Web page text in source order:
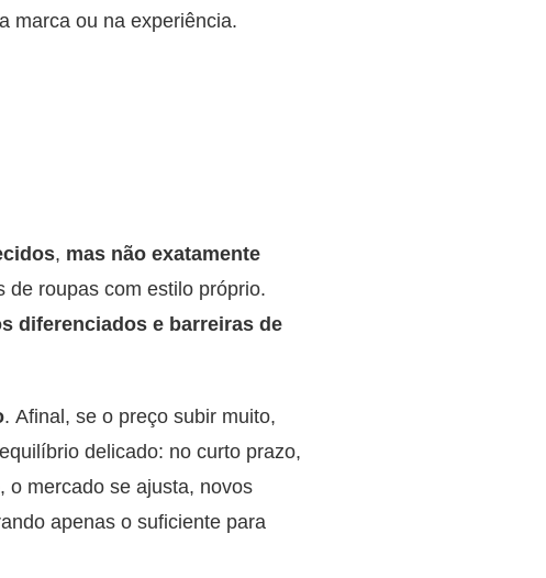
marca ou na experiência.
, mas não exatamente
roupas com estilo próprio.
diferenciados e barreiras de
. Afinal, se o preço subir muito,
delicado: no curto prazo,
o mercado se ajusta, novos
apenas o suficiente para